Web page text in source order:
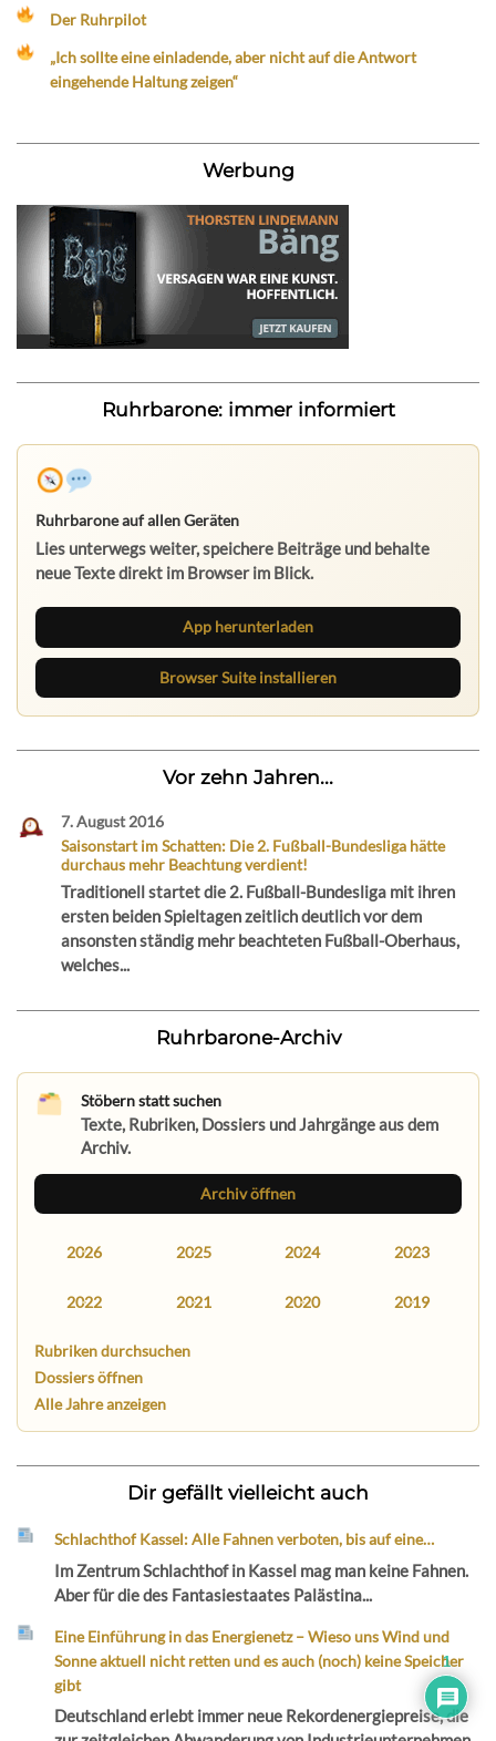
Der Ruhrpilot
„Ich sollte eine einladende, aber nicht auf die Antwort
eingehende Haltung zeigen“
Werbung
Ruhrbarone: immer informiert
Ruhrbarone auf allen Geräten
Lies unterwegs weiter, speichere Beiträge und behalte
neue Texte direkt im Browser im Blick.
App herunterladen
Browser Suite installieren
Vor zehn Jahren...
7. August 2016
Saisonstart im Schatten: Die 2. Fußball-Bundesliga hätte
durchaus mehr Beachtung verdient!
Traditionell startet die 2. Fußball-Bundesliga mit ihren
ersten beiden Spieltagen zeitlich deutlich vor dem
ansonsten ständig mehr beachteten Fußball-Oberhaus,
welches...
Ruhrbarone-Archiv
Stöbern statt suchen
Texte, Rubriken, Dossiers und Jahrgänge aus dem
Archiv.
Archiv öffnen
2026 2025 2024 2023
2022 2021 2020 2019
Rubriken durchsuchen
Dossiers öffnen
Alle Jahre anzeigen
Dir gefällt vielleicht auch
Schlachthof Kassel: Alle Fahnen verboten, bis auf eine…
Im Zentrum Schlachthof in Kassel mag man keine Fahnen.
Aber für die des Fantasiestaates Palästina...
Eine Einführung in das Energienetz – Wieso uns Wind und
Sonne aktuell nicht retten und es auch (noch) keine Speicher
gibt
Deutschland erlebt immer neue Rekordenergiepreise, die
1